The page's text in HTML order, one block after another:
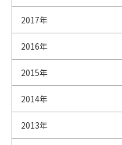
2017年
2016年
2015年
2014年
2013年